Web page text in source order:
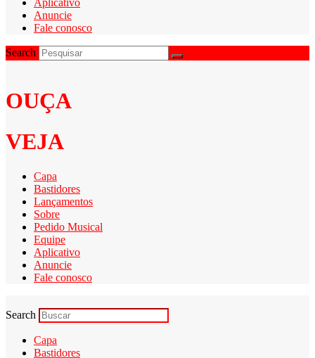
Anuncie
Fale conosco
Search
OUÇA
VEJA
Capa
Bastidores
Lançamentos
Sobre
Pedido Musical
Equipe
Aplicativo
Anuncie
Fale conosco
Search
Capa
Bastidores